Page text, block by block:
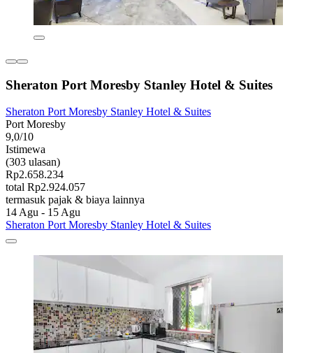
Sheraton Port Moresby Stanley Hotel & Suites
Sheraton Port Moresby Stanley Hotel & Suites
Port Moresby
9,0/10
Istimewa
(303 ulasan)
Rp2.658.234
total Rp2.924.057
termasuk pajak & biaya lainnya
14 Agu - 15 Agu
Sheraton Port Moresby Stanley Hotel & Suites